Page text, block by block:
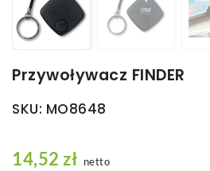
Przywoływacz FINDER
SKU: MO8648
14,52 zł netto